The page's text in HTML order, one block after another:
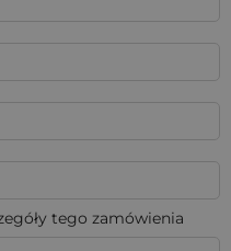
tego zamówienia